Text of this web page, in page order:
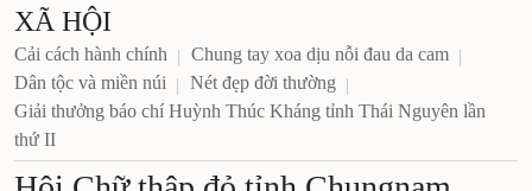
XÃ HỘI
Cải cách hành chính
Chung tay xoa dịu nỗi đau da cam
Dân tộc và miền núi
Nét đẹp đời thường
Giải thưởng báo chí Huỳnh Thúc Kháng tỉnh Thái
Nguyên lần thứ II